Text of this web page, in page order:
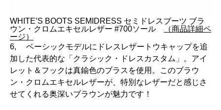
WHITE’S BOOTS SEMIDRESS セミドレスブーツ ブラ
ウン・クロムエキセルレザー #700ソール
（商品詳細ペ
ージ）
6, ベーシックモデルにドレスレザートウキャップを追
加した代表的な「クラシック・ドレスカスタム」。アイ
レット＆フックは真鍮色のブラスを使用。このブラウ
ン・クロムエキセルレザーが、特別なレザーだと感じさ
せてくれる奥深いブラウンが魅力です！